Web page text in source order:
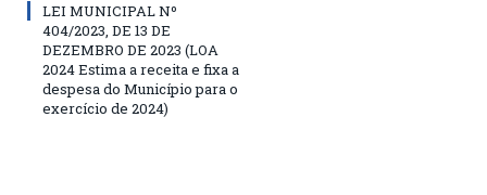
LEI MUNICIPAL Nº
404/2023, DE 13 DE
DEZEMBRO DE 2023 (LOA
2024 Estima a receita e fixa a
despesa do Município para o
exercício de 2024)